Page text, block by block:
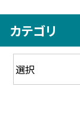
カテゴリ